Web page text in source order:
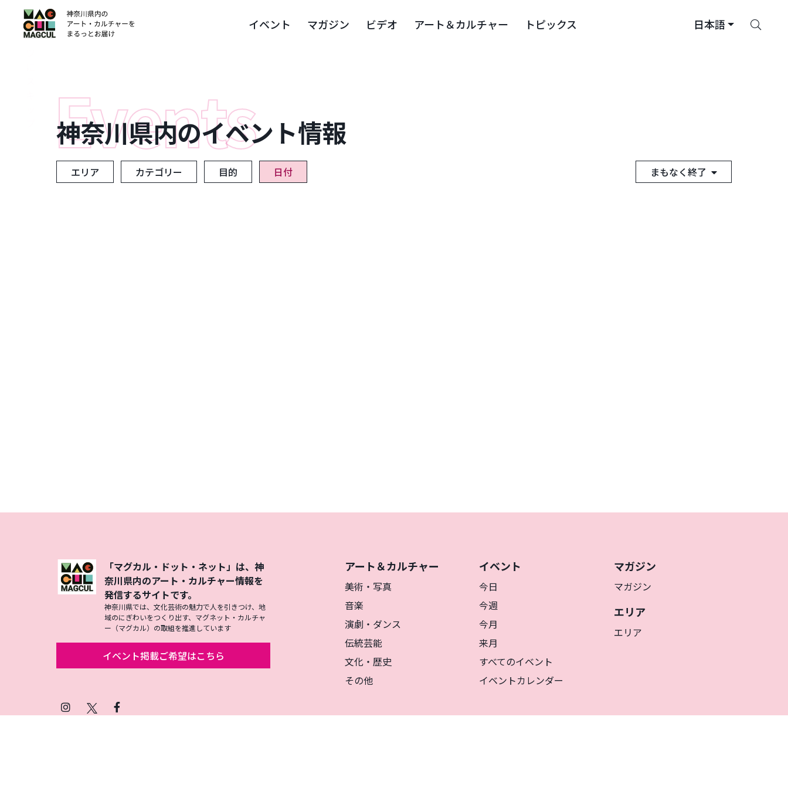
イベント マガジン ビデオ アート＆カルチャー トピックス 日本語
が
ン
テ
ン
神奈川県内のイベント情報
エリア カテゴリー 目的 日付 まもなく終了
アート＆カルチャー
美術・写真
音楽
演劇・ダンス
伝統芸能
文化・歴史
その他
イベント
今日
今週
今月
来月
すべてのイベント
イベントカレンダー
マガジン
マガジン
エリア
エリア
「マグカル・ドット・ネット」は、神
奈川県内のアート・カルチャー情報を
発信するサイトです。
神奈川県では、文化芸術の魅力で人を引きつけ、地
域のにぎわいをつくり出す、マグネット・カルチャ
ー（マグカル）の取組を推進しています
イベント掲載ご希望はこちら
InstagramFacebook